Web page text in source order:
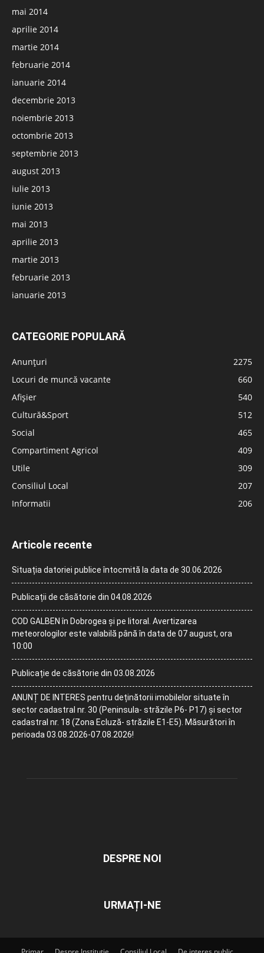
mai 2014
aprilie 2014
martie 2014
februarie 2014
ianuarie 2014
decembrie 2013
noiembrie 2013
octombrie 2013
septembrie 2013
august 2013
iulie 2013
iunie 2013
mai 2013
aprilie 2013
martie 2013
februarie 2013
ianuarie 2013
CATEGORIE POPULARĂ
Anunțuri
2275
Locuri de muncă vacante
660
Afișier
540
Cultură&Sport
512
Social
465
Compartiment Agricol
409
Utile
309
Consiliul Local
207
Informatii
206
Articole recente
Situația datoriei publice întocmită la data de 30.06.2026
Publicații de căsătorie din 04.08.2026
COD GALBEN în Dobrogea și pe litoral. Avertizarea
meteorologilor este valabilă până în data de 07 august, ora
10:00
Publicație de căsătorie din 03.08.2026
ANUNȚ DE INTERES pentru deținătorii imobilelor situate în
sector cadastral nr. 30 (Peninsula- străzile P6- P17) și sector
cadastral nr. 18 (Zona Ecluză- străzile E1-E5). Măsurători în
perioada 03.08.2026-07.08.2026!
DESPRE NOI
URMAȚI-NE